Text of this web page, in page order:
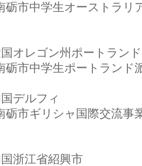
砺市中学生オーストラリ
オレゴン州ポートランド
砺市中学生ポートランド
ャ共和国
砺市ギリシャ国際交流事
浙江省紹興市